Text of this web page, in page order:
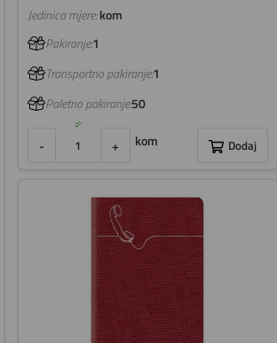
Jedinica mjere: kom
Pakiranje:1
Transportno pakiranje:1
Paletno pakiranje:50
- + kom Dodaj